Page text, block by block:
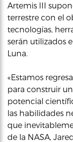
Artemis III
terrestre con el
tecnologías,
serán utilizados
Luna.
«Estamos
para construir
potencial
las habilidades
que
de la NASA,